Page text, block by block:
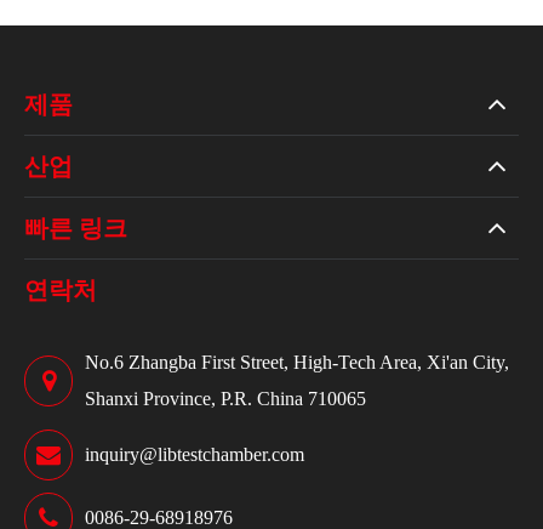
제품
산업
빠른 링크
연락처
No.6 Zhangba First Street, High-Tech Area, Xi'an City,
Shanxi Province, P.R. China 710065
inquiry@libtestchamber.com
0086-29-68918976